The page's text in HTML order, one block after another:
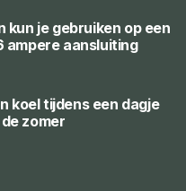
kun je gebruiken op een
ampere aansluiting
koel tijdens een dagje
zomer